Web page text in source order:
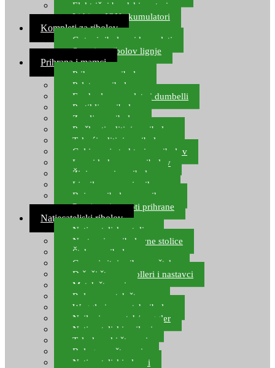
Električni brodski motori
Lithium ION akumulatori
Kompleti za ribolov
Gotovi ribolovni kompleti
Setovi za ribolov lignje
Prihrana i mamci
Prihrana za ribolov
Pelete za ribolov
Feeder lovne pelete i dumbelli
Partikli za ribolov
Zemlja za ribolov
Praškasti aditivi za ribolov
Tekući aditivi za ribolov
Gel i sprej atraktori za ribolov
Lovni kukuruz za ribolov
Živi mamci za ribolov
Ljepilo za crve i prihranu
Boje za ribolovnu prihranu
Provjereni recepti prihrane
Natjecateljski ribolov
Natjecateljske stolice
Nastavci za ribolovne stolice
Šteke za ribolov
Gume i sitni pribor za šteku
Držači štapova rolleri i nastavci
Match štapovi
Role za match štapove
Waggleri za match ribolov
Najloni za match/waggler
Natjecateljski najloni
Teleskopski štapovi
Bolognese štapovi
Natjecateljski plovci